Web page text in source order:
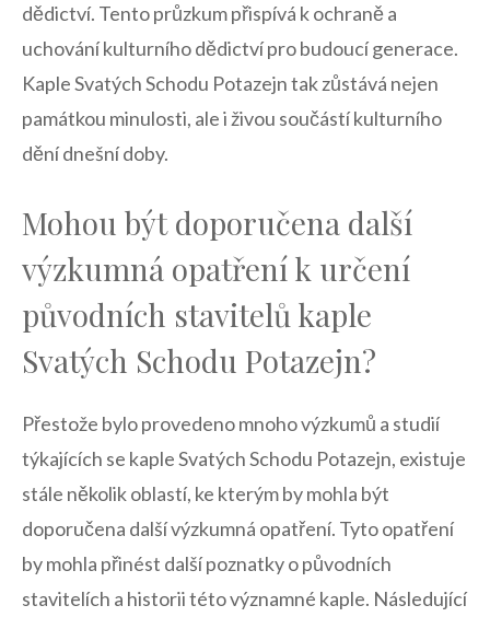
dědictví. Tento průzkum přispívá ⁣k ochraně a
uchování kulturního⁤ dědictví pro budoucí generace.
Kaple Svatých Schodu Potazejn⁤ tak zůstává nejen
‍památkou minulosti, ale i ‌živou součástí kulturního
dění dnešní doby.
Mohou být doporučena další
výzkumná opatření k určení
původních​ stavitelů kaple
Svatých Schodu ‍Potazejn?
Přestože bylo⁤ provedeno mnoho výzkumů a studií
týkajících se⁣ kaple Svatých Schodu Potazejn, existuje
stále několik oblastí, ke‍ kterým⁢ by mohla být
doporučena další ‌výzkumná opatření. Tyto opatření⁢
by mohla ⁣přinést další ‌poznatky o původních
stavitelích ‍a historii této​ významné kaple. Následující